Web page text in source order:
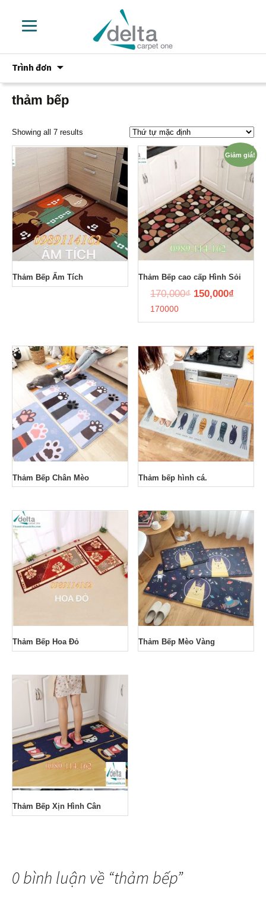
Trình đơn
phần
dung
thảm bếp
Showing all 7 results
Thảm Bếp Ấm Tích
Giảm giá!
Thảm Bếp cao cấp Hình Sỏi
170,000₫ 150,000₫
170000
Thảm Bếp Chân Mèo Thảm bếp hình cá.
Thảm Bếp Hoa Đỏ Thảm Bếp Mèo Vàng
Thảm Bếp Xịn Hình Cân
0 bình luận về “thảm bếp”